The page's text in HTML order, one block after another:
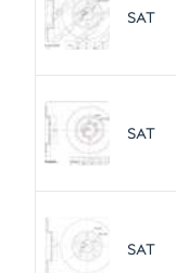
SAT
SAT
SAT